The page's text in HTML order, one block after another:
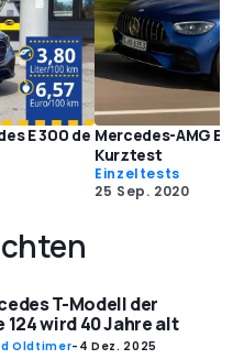
E 300 de Mercedes-AMG E
Kurztest
Einzeltests
25 Sep. 2020
T-Modell der
124 wird 40 Jahre alt
Oldtimer- 4 Dez. 2025